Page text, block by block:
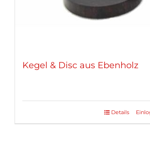
Kegel & Disc aus Ebenholz
Details